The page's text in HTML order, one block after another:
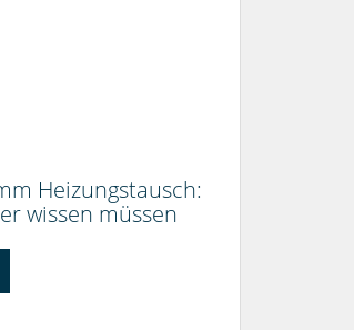
Heizungstausch:
wissen müssen